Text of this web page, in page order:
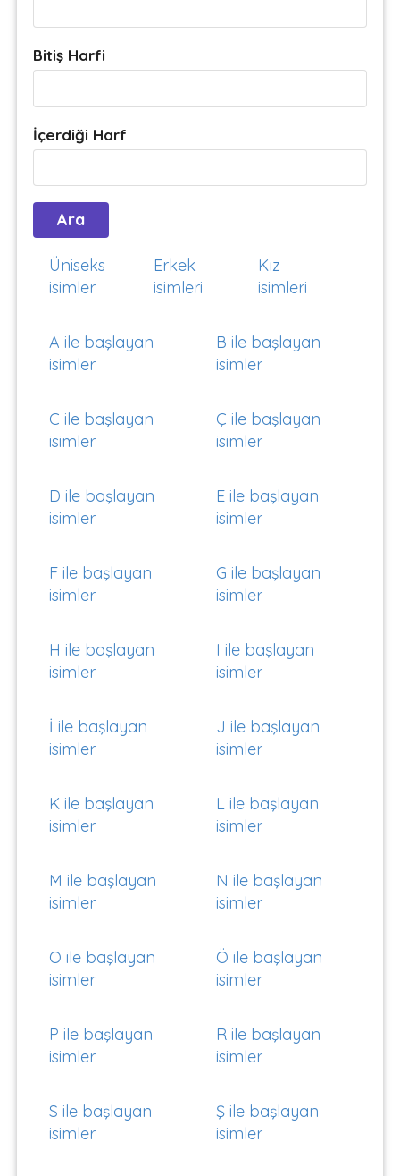
Bitiş Harfi
İçerdiği Harf
Üniseks
isimler
Erkek
isimleri
Kız
isimleri
A ile başlayan
isimler
B ile başlayan
isimler
C ile başlayan
isimler
Ç ile başlayan
isimler
D ile başlayan
isimler
E ile başlayan
isimler
F ile başlayan
isimler
G ile başlayan
isimler
H ile başlayan
isimler
I ile başlayan
isimler
İ ile başlayan
isimler
J ile başlayan
isimler
K ile başlayan
isimler
L ile başlayan
isimler
M ile başlayan
isimler
N ile başlayan
isimler
O ile başlayan
isimler
Ö ile başlayan
isimler
P ile başlayan
isimler
R ile başlayan
isimler
S ile başlayan
isimler
Ş ile başlayan
isimler